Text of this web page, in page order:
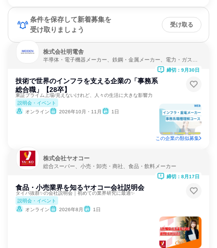
条件を保存して新着募集を
受け取りましょう
受け取る
株式会社明電舎
半導体・電子機器メーカー、鉄鋼・金属メーカー、電力・ガス・
技術で世界のインフラを支える企業の「事務系
総合職」【28卒】
東証プライム上場/見えないけれど、人々の生活に大きな影響力
説明会・イベント
オンライン
2026年10月・11月 1日
締切：9月30日
この企業の類似募集
株式会社ヤオコー
総合スーパー、小売・卸売・商社、食品・飲料メーカー
食品・小売業界を知るヤオコー会社説明会
タイパ抜群✨の会社説明会｜初めての業界研究に最適✨
説明会・イベント
オンライン
2026年8月 1日
締切：8月17日